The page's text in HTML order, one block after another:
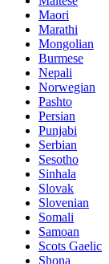
Maori
Marathi
Mongolian
Burmese
Nepali
Norwegian
Pashto
Persian
Punjabi
Serbian
Sesotho
Sinhala
Slovak
Slovenian
Somali
Samoan
Scots Gaelic
Shona